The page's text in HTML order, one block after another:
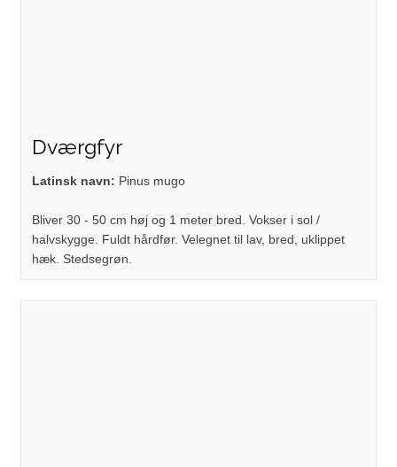
Dværgfyr
Latinsk navn: Pinus mugo
Bliver 30 - 50 cm høj og 1 meter bred. Vokser i sol /
halvskygge. Fuldt hårdfør. Velegnet til lav, bred, uklippet
hæk. Stedsegrøn.